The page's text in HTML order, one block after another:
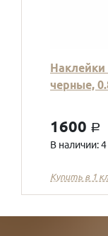
черные,
1600 a
В наличии: 4
Купить в 1